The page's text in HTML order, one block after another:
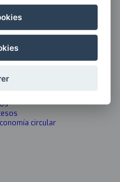
ecosostenibles
end to end
circular